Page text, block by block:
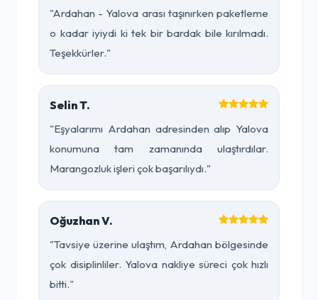
"Ardahan - Yalova arası taşınırken paketleme
o kadar iyiydi ki tek bir bardak bile kırılmadı.
Teşekkürler."
Selin T.
"Eşyalarımı Ardahan adresinden alıp Yalova
konumuna tam zamanında ulaştırdılar.
Marangozluk işleri çok başarılıydı."
Oğuzhan V.
"Tavsiye üzerine ulaştım, Ardahan bölgesinde
çok disiplinliler. Yalova nakliye süreci çok hızlı
bitti."